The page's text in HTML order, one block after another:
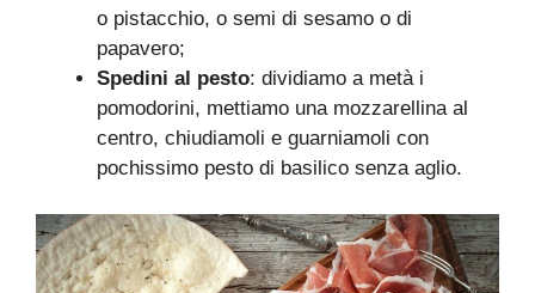
o pistacchio, o semi di sesamo o di
papavero;
Spedini al pesto: dividiamo a metà i
pomodorini, mettiamo una mozzarellina al
centro, chiudiamoli e guarniamoli con
pochissimo pesto di basilico senza aglio.